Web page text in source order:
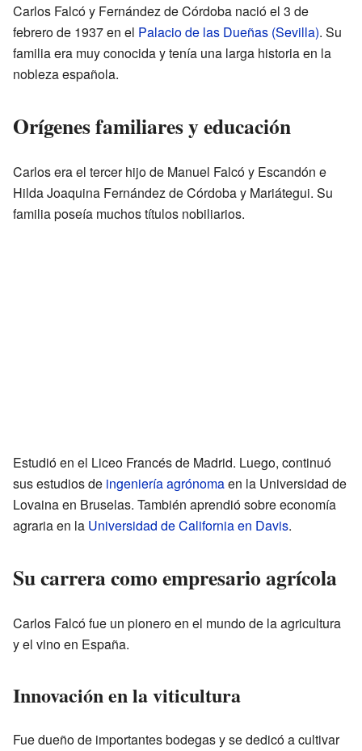
Carlos Falcó y Fernández de Córdoba nació el 3 de
febrero de 1937 en el Palacio de las Dueñas (Sevilla). Su
familia era muy conocida y tenía una larga historia en la
nobleza española.
Orígenes familiares y educación
Carlos era el tercer hijo de Manuel Falcó y Escandón e
Hilda Joaquina Fernández de Córdoba y Mariátegui. Su
familia poseía muchos títulos nobiliarios.
Estudió en el Liceo Francés de Madrid. Luego, continuó
sus estudios de ingeniería agrónomaen la Universidad de
Lovaina en Bruselas. También aprendió sobre economía
agraria en la Universidad de California en Davis.
Su carrera como empresario agrícola
Carlos Falcó fue un pionero en el mundo de la agricultura
y el vino en España.
Innovación en la viticultura
Fue dueño de importantes bodegas y se dedicó a cultivar